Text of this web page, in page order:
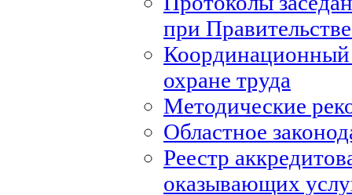
при
Координационный
охране труда
Методические
Областное
Реестр
оказывающих